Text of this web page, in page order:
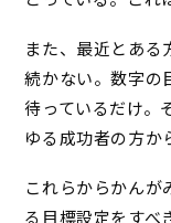
また、最近とある
続かない。数字の
待っているだけ。
ゆる成功者の方か
これらからかんが
る目標設定をすべ